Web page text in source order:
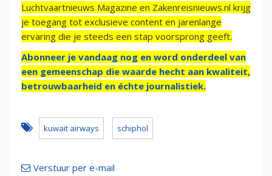
Luchtvaartnieuws Magazine en Zakenreisnieuws.nl krijg
je toegang tot exclusieve content en jarenlange
ervaring die je steeds een stap voorsprong geeft.
Abonneer je vandaag nog en word onderdeel van
een gemeenschap die waarde hecht aan kwaliteit,
betrouwbaarheid en échte journalistiek.
kuwait airways schiphol
Verstuur per e-mail